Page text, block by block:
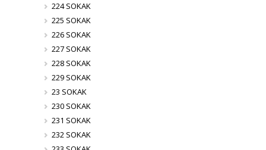
224 SOKAK
225 SOKAK
226 SOKAK
227 SOKAK
228 SOKAK
229 SOKAK
23 SOKAK
230 SOKAK
231 SOKAK
232 SOKAK